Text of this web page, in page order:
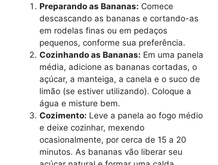
Preparando as Bananas: Comece
descascando as bananas e cortando-as
em rodelas finas ou em pedaços
pequenos, conforme sua preferência.
Cozinhando as Bananas: Em uma panela
média, adicione as bananas cortadas, o
açúcar, a manteiga, a canela e o suco de
limão (se estiver utilizando). Coloque a
água e misture bem.
Cozimento: Leve a panela ao fogo médio
e deixe cozinhar, mexendo
ocasionalmente, por cerca de 15 a 20
minutos. As bananas vão liberar seu